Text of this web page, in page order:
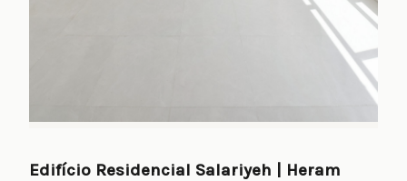
Edifício Residencial Salariyeh | Heram